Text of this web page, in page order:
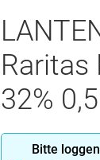
Raritas
32%
Bitte